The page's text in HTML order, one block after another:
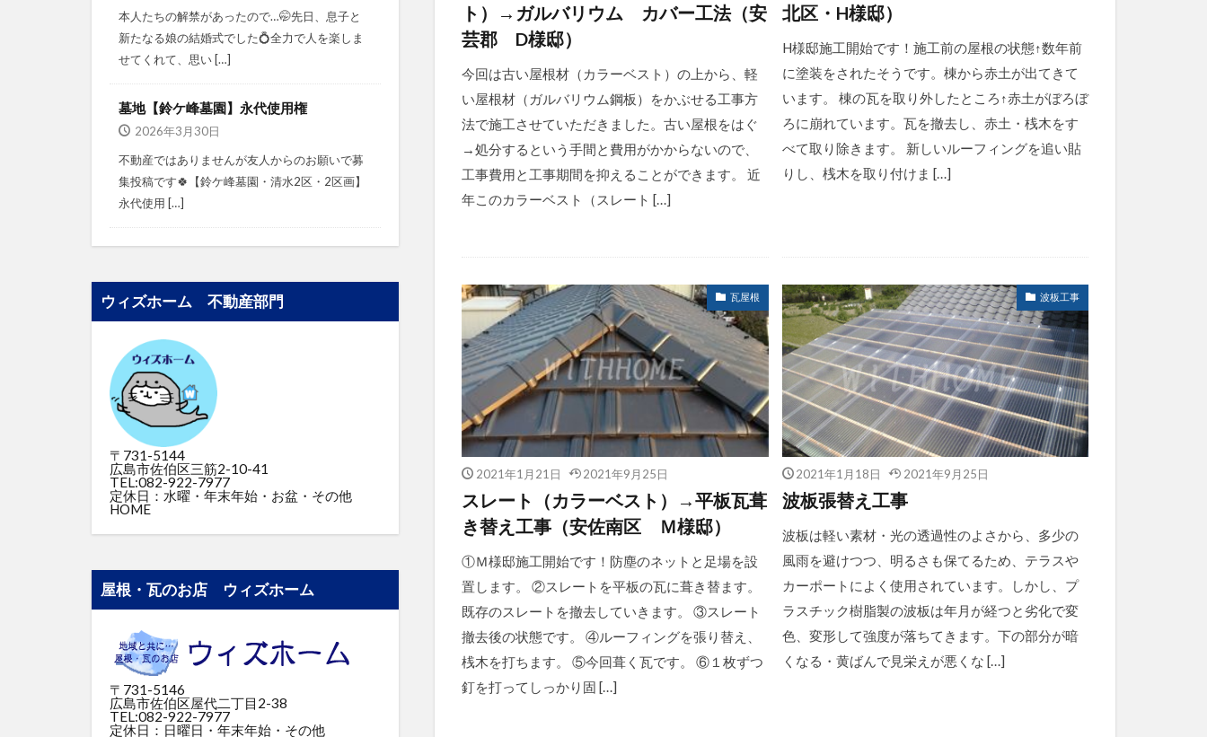
ト）→ガルバリウム カバー工法（安
芸郡 D様邸）
今回は古い屋根材（カラーベスト）の上から、軽
い屋根材（ガルバリウム鋼板）をかぶせる工事方
法で施工させていただきました。古い屋根をはぐ
→処分するという手間と費用がかからないので、
工事費用と工事期間を抑えることができます。 近
年このカラーベスト（スレート […]
北区・H様邸）
H様邸施工開始です！施工前の屋根の状態↑数年前
に塗装をされたそうです。棟から赤土が出てきて
います。 棟の瓦を取り外したところ↑赤土がぼろぼ
ろに崩れています。瓦を撤去し、赤土・桟木をす
べて取り除きます。 新しいルーフィングを追い貼
りし、桟木を取り付けま […]
瓦屋根
2021年1月21日 2021年9月25日
スレート（カラーベスト）→平板瓦葺
き替え工事（安佐南区 Ｍ様邸）
①Ｍ様邸施工開始です！防塵のネットと足場を設
置します。 ②スレートを平板の瓦に葺き替ます。
既存のスレートを撤去していきます。 ③スレート
撤去後の状態です。 ④ルーフィングを張り替え、
桟木を打ちます。 ⑤今回葺く瓦です。 ⑥１枚ずつ
釘を打ってしっかり固 […]
波板工事
2021年1月18日 2021年9月25日
波板張替え工事
波板は軽い素材・光の透過性のよさから、多少の
風雨を避けつつ、明るさも保てるため、テラスや
カーポートによく使用されています。しかし、プ
ラスチック樹脂製の波板は年月が経つと劣化で変
色、変形して強度が落ちてきます。下の部分が暗
くなる・黄ばんで見栄えが悪くな […]
本人たちの解禁があったので…🤭⁡⁡先日、息子と
新たなる娘の結婚式でした💍⁡⁡⁡全力で人を楽しま
せてくれて、思い […]
墓地【鈴ケ峰墓園】永代使用権
2026年3月30日
不動産ではありませんが⁡⁡友人からのお願いで募
集投稿です🍀⁡⁡⁡⁡【鈴ケ峰墓園・清水2区・2区画】⁡⁡
永代使用 […]
ウィズホーム 不動産部門
〒731-5144
広島市佐伯区三筋2-10-41
TEL:082-922-7977
定休日：水曜・年末年始・お盆・その他
HOME
屋根・瓦のお店 ウィズホーム
〒731-5146
広島市佐伯区屋代二丁目2-38
TEL:082-922-7977
定休日：日曜日・年末年始・その他